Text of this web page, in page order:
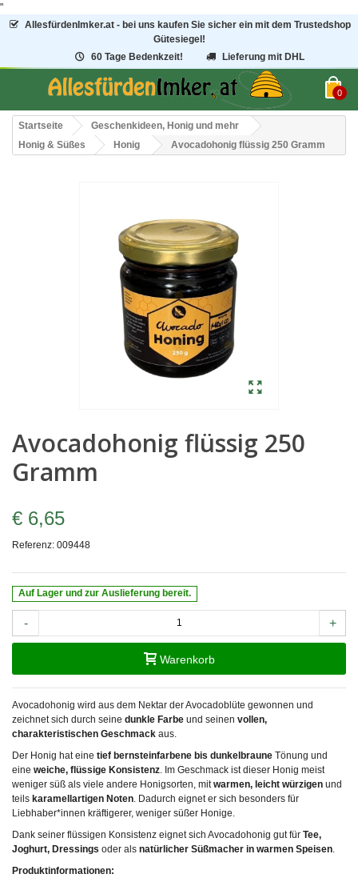
"
AllesfürdenImker.at - bei uns kaufen Sie sicher ein mit dem Trustedshop
Gütesiegel!
60 Tage Bedenkzeit!
Lieferung mit DHL
0
Startseite
Geschenkideen, Honig und mehr
Honig & Süßes
Honig Avocadohonig flüssig 250 Gramm
Avocadohonig flüssig 250
Gramm
€ 6,65
Referenz: 009448
Auf Lager und zur Auslieferung bereit.
- +
Warenkorb
Avocadohonig wird aus dem Nektar der Avocadoblüte gewonnen und
zeichnet sich durch seine dunkle Farbe und seinen vollen,
charakteristischen Geschmack aus.
Der Honig hat eine tief bernsteinfarbene bis dunkelbraune Tönung und
eine weiche, flüssige Konsistenz. Im Geschmack ist dieser Honig meist
weniger süß als viele andere Honigsorten, mitwarmen, leicht würzigen und
teils karamellartigen Noten. Dadurch eignet er sich besonders für
Liebhaber*innen kräftigerer, weniger süßer Honige.
Dank seiner flüssigen Konsistenz eignet sich Avocadohonig gut für Tee,
Joghurt, Dressings oder als natürlicher Süßmacher in warmen Speisen.
Produktinformationen: